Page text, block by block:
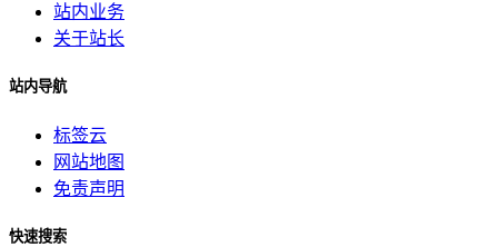
站内业务
关于站长
站内导航
标签云
网站地图
免责声明
快速搜索